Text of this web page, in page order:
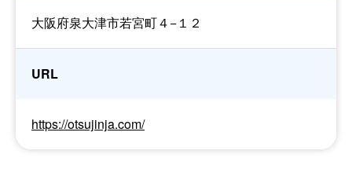
大阪府泉大津市若宮町４−１２
URL
https://otsujinja.com/